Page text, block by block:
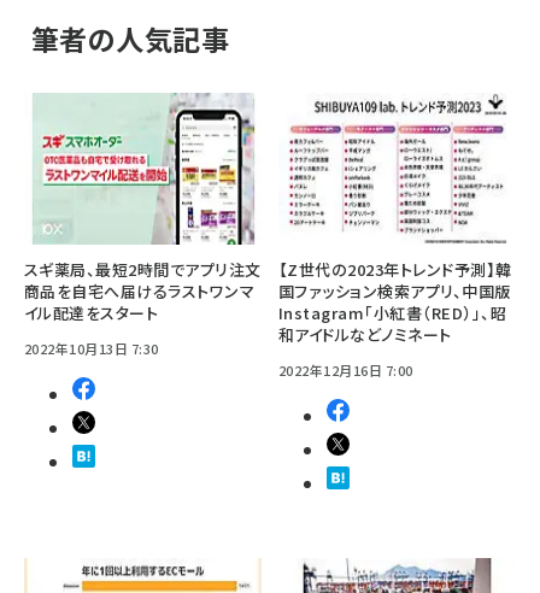
筆者の人気記事
スギ薬局、最短2時間でアプリ注文
商品を自宅へ届けるラストワンマ
イル配達をスタート
2022年10月13日 7:30
【Z世代の2023年トレンド予測】韓
国ファッション検索アプリ、中国版
Instagram「小紅書（RED）」、昭
和アイドルなどノミネート
2022年12月16日 7:00